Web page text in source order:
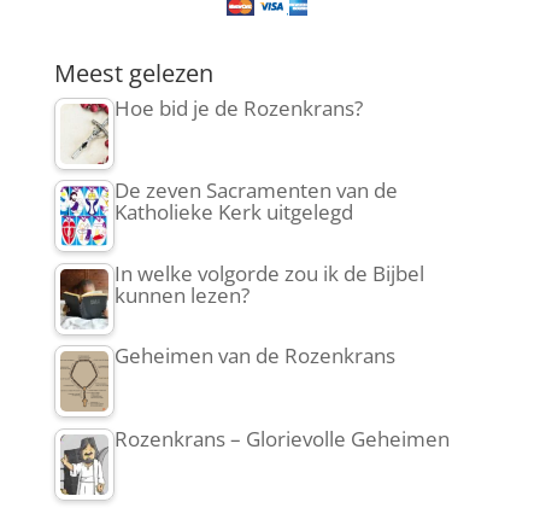
Meest gelezen
Hoe bid je de Rozenkrans?
De zeven Sacramenten van de
Katholieke Kerk uitgelegd
In welke volgorde zou ik de Bijbel
kunnen lezen?
Geheimen van de Rozenkrans
Rozenkrans – Glorievolle Geheimen